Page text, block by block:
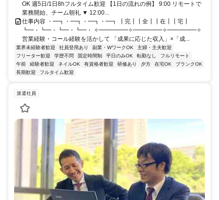
OK 週5日/1日8hフルタイム歓迎 【1日の流れの例】 9:00 リモートで
業務開始、チーム朝礼 ▼ 12:00...
仕事内容 ・━┓・━┓・━┓・━┓ ┃完┃┃全┃┃在┃┃宅┃
┗━・┗━・┗━・┗━・ ✧━━━━━✧━━━━━✧━━━━━✧
営業経験・コール経験を活かして 「成果に応じた収入」×「成...
業界未経験者歓迎 社員登用あり 副業・WワークOK
主婦・主夫歓迎
フリーター歓迎
学歴不問 固定時間制 平日のみOK 転勤なし
フルリモート
午前
経験者歓迎 ネイルOK 有資格者歓迎 研修あり 夕方 在宅OK
ブランクOK
長期歓迎
フルタイム歓迎
派遣社員